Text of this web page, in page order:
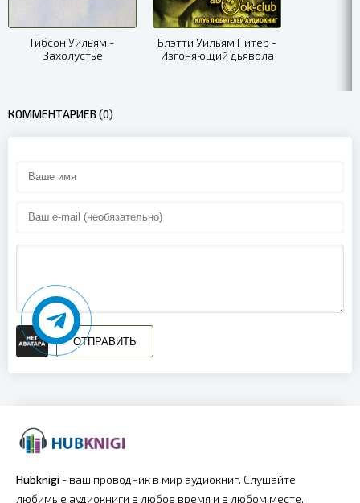
13
16
18
19
20
22
23
24
25
26
28
Гибсон Уильям -
Захолустье
Блэтти Уильям Питер -
Изгоняющий дьявола
КОММЕНТАРИЕВ (0)
ОТПРАВИТЬ
Hubknigi - ваш проводник в мир аудиокниг. Слушайте
любимые аудиокниги в любое время и в любом месте.